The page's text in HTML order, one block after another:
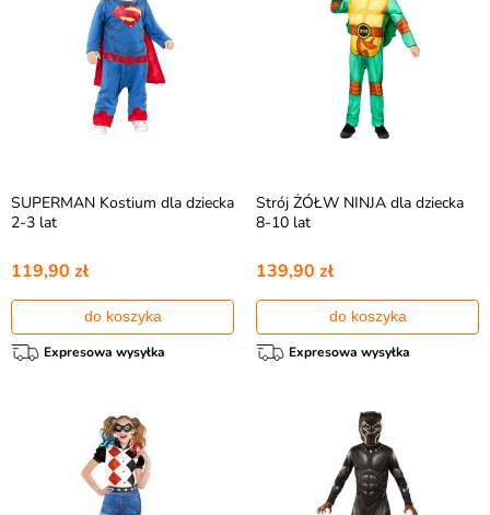
SUPERMAN Kostium dla dziecka
2-3 lat
119,90 zł
do koszyka
Expresowa wysyłka
Strój ŻÓŁW NINJA dla dziecka
8-10 lat
139,90 zł
do koszyka
Expresowa wysyłka